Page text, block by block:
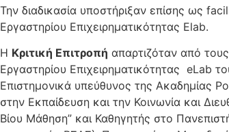
Την διαδικασία υποστήριξαν επίσης ως
Εργαστηρίου Επιχειρηματικότητας Εlab.
Η Κριτική Επιτροπή απαρτιζόταν από
Εργαστηρίου Επιχειρηματικότητας eLab
Επιστημονικά υπεύθυνος της Ακαδημίας
στην Εκπαίδευση και την Κοινωνία και
Βίου Μάθηση” και Καθηγητής στο